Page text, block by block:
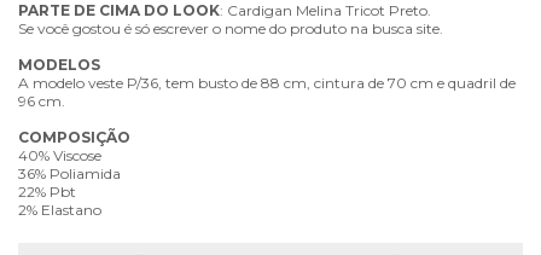
PARTE DE CIMA DO LOOK: Cardigan Melina Tricot Preto.
Se você gostou é só escrever o nome do produto na busca site.
MODELOS
A modelo veste P/36, tem busto de 88 cm, cintura de 70 cm e quadril de
96 cm.
COMPOSIÇÃO
40% Viscose
36% Poliamida
22% Pbt
2% Elastano